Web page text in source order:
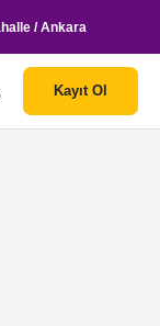
/ Ankara
Kayıt Ol